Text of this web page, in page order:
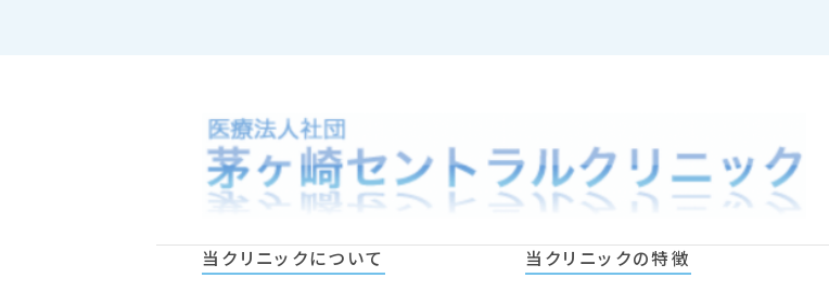
当クリニックについて 当クリニックの特徴